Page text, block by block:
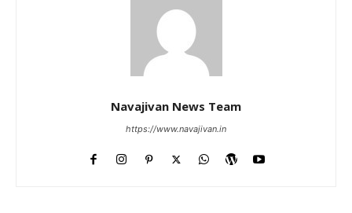
Navajivan News Team
https://www.navajivan.in